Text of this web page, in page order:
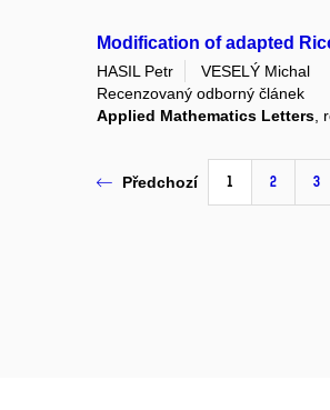
Modification of adapted
HASIL Petr
VESELÝ Michal
Recenzovaný odborný článek
Applied Mathematics Letters
Předchozí 1 2 3